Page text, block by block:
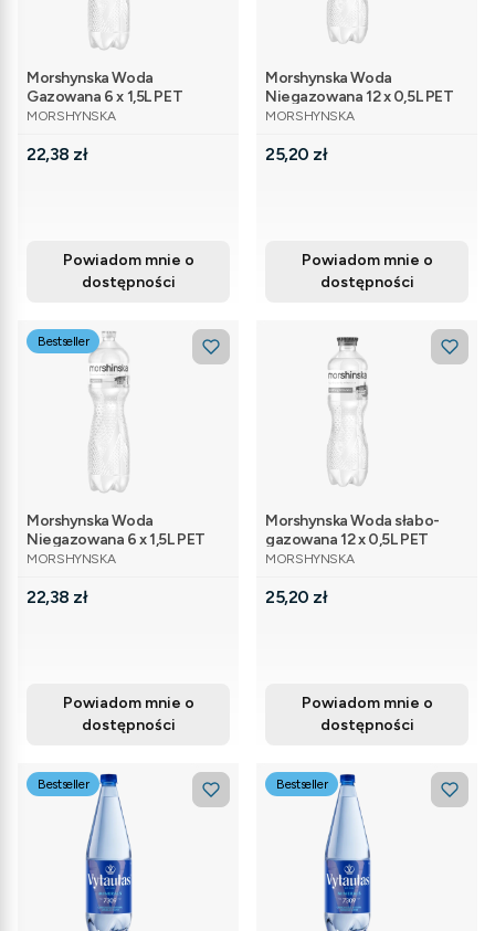
Morshynska Woda
Gazowana 6 x 1,5L PET
PRODUCENT
MORSHYNSKA
Cena
22,38 zł
Powiadom mnie o
dostępności
Morshynska Woda
Niegazowana 12 x 0,5L PET
PRODUCENT
MORSHYNSKA
Cena
25,20 zł
Powiadom mnie o
dostępności
Bestseller
Morshynska Woda
Niegazowana 6 x 1,5L PET
PRODUCENT
MORSHYNSKA
Cena
22,38 zł
Powiadom mnie o
dostępności
Morshynska Woda słabo-
gazowana 12 x 0,5L PET
PRODUCENT
MORSHYNSKA
Cena
25,20 zł
Powiadom mnie o
dostępności
Bestseller Bestseller